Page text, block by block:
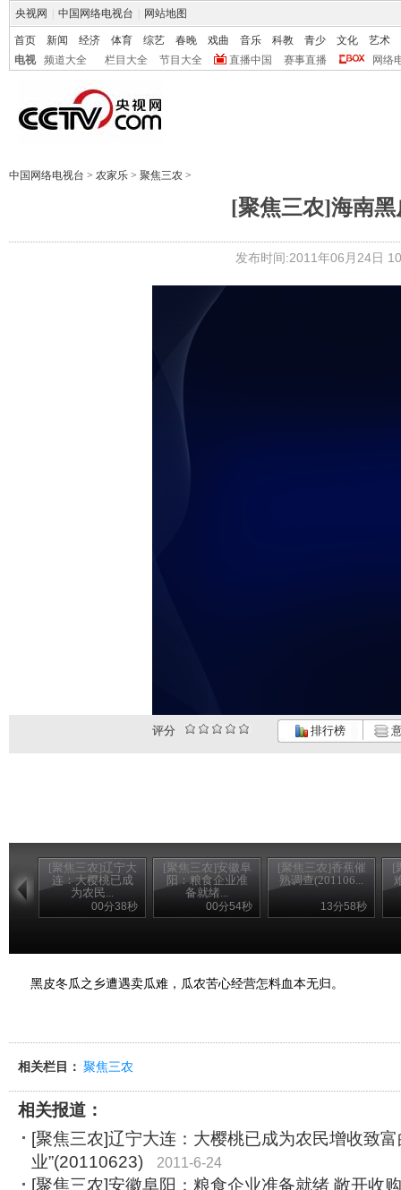
央视网 中国网络电视台 网站地图
首页 新闻 经济 体育 综艺 春晚 戏曲 音乐 科教 青少 文化
艺术
电视
频道大全 栏目大全 节目大全 直播中国 赛事直播 网络
中国网络电视台 > 农家乐 > 聚焦三农 >
[聚焦三农]海南黑
发布时间:2011年06月24日
评分 排行榜
[聚焦三农]辽宁大
连：大樱桃已成
为农民...
00分38秒
[聚焦三农]安徽阜
阳：粮食企业准
备就绪...
00分54秒
[聚焦三农]香蕉催
熟调查(201106...
13分58秒
[
黑皮冬瓜之乡遭遇卖瓜难，瓜农苦心经营怎料血本无归。
相关栏目： 聚焦三农
相关报道：
[聚焦三农]辽宁大连：大樱桃已成为农民增收致富
业”(20110623)
2011-6-24
[聚焦三农]安徽阜阳：粮食企业准备就绪 敞开收